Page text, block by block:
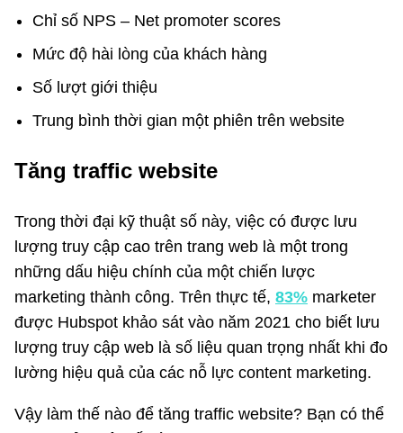
Chỉ số NPS – Net promoter scores
Mức độ hài lòng của khách hàng
Số lượt giới thiệu
Trung bình thời gian một phiên trên website
Tăng traffic website
Trong thời đại kỹ thuật số này, việc có được lưu
lượng truy cập cao trên trang web là một trong
những dấu hiệu chính của một chiến lược
marketing thành công. Trên thực tế, 83% marketer
được Hubspot khảo sát vào năm 2021 cho biết lưu
lượng truy cập web là số liệu quan trọng nhất khi đo
lường hiệu quả của các nỗ lực content marketing.
Vậy làm thế nào để tăng traffic website? Bạn có thể